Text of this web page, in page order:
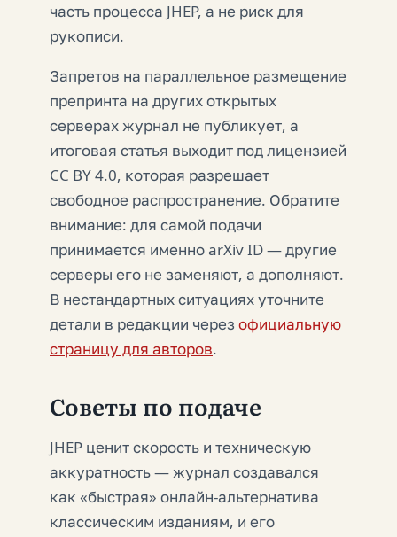
часть процесса JHEP, а не риск для
рукописи.
Запретов на параллельное размещение
препринта на других открытых
серверах журнал не публикует, а
итоговая статья выходит под лицензией
CC BY 4.0, которая разрешает
свободное распространение. Обратите
внимание: для самой подачи
принимается именно arXiv ID — другие
серверы его не заменяют, а дополняют.
В нестандартных ситуациях уточните
детали в редакции через официальную
страницу для авторов.
Советы по подаче
JHEP ценит скорость и техническую
аккуратность — журнал создавался
как «быстрая» онлайн-альтернатива
классическим изданиям, и его